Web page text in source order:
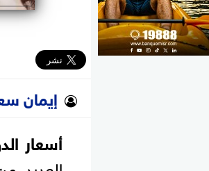
إيمان
أسعار